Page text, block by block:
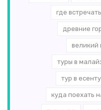
где встречать
древние
великий
туры в
тур в
куда поехать